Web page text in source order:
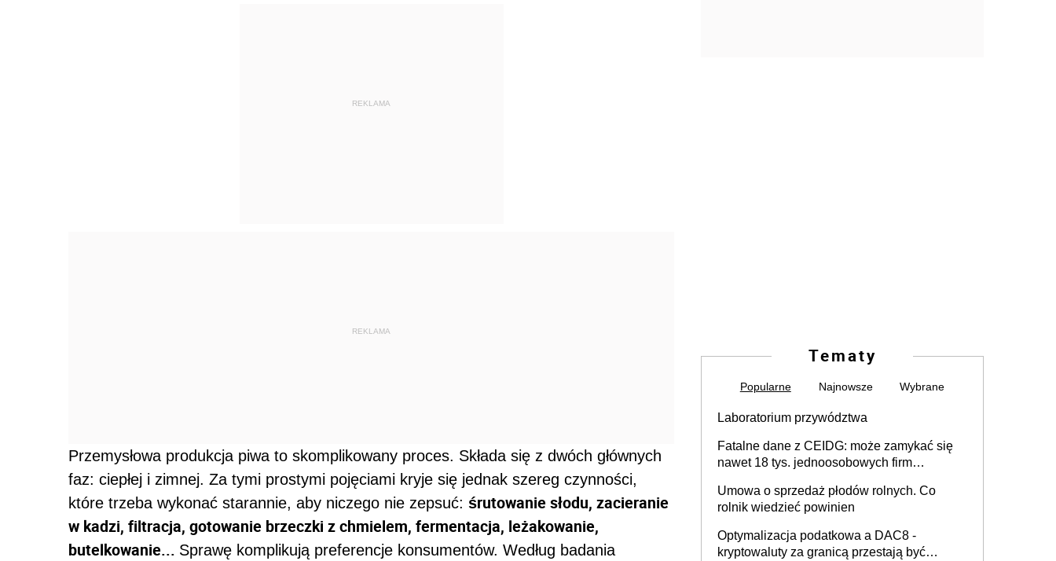
REKLAMA
REKLAMA
Przemysłowa produkcja piwa to skomplikowany proces. Składa się z dwóch głównych
faz: ciepłej i zimnej. Za tymi prostymi pojęciami kryje się jednak szereg czynności,
które trzeba wykonać starannie, aby niczego nie zepsuć: śrutowanie słodu, zacieranie
w kadzi, filtracja, gotowanie brzeczki z chmielem, fermentacja, leżakowanie,
butelkowanie... Sprawę komplikują preferencje konsumentów. Według badania
Tematy
Popularne Najnowsze Wybrane
Laboratorium przywództwa
Fatalne dane z CEIDG: może zamykać się
nawet 18 tys. jednoosobowych firm
Umowa o sprzedaż płodów rolnych. Co
rolnik wiedzieć powinien
Optymalizacja podatkowa a DAC8 -
kryptowaluty za granicą przestają być